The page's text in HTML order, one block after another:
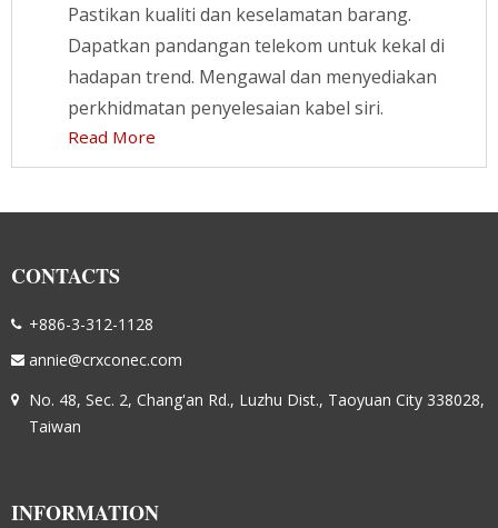
Pastikan kualiti dan keselamatan barang.
Dapatkan pandangan telekom untuk kekal di
hadapan trend. Mengawal dan menyediakan
perkhidmatan penyelesaian kabel siri.
Read More
CONTACTS
+886-3-312-1128
annie@crxconec.com
No. 48, Sec. 2, Chang'an Rd., Luzhu Dist., Taoyuan City 338028,
Taiwan
INFORMATION